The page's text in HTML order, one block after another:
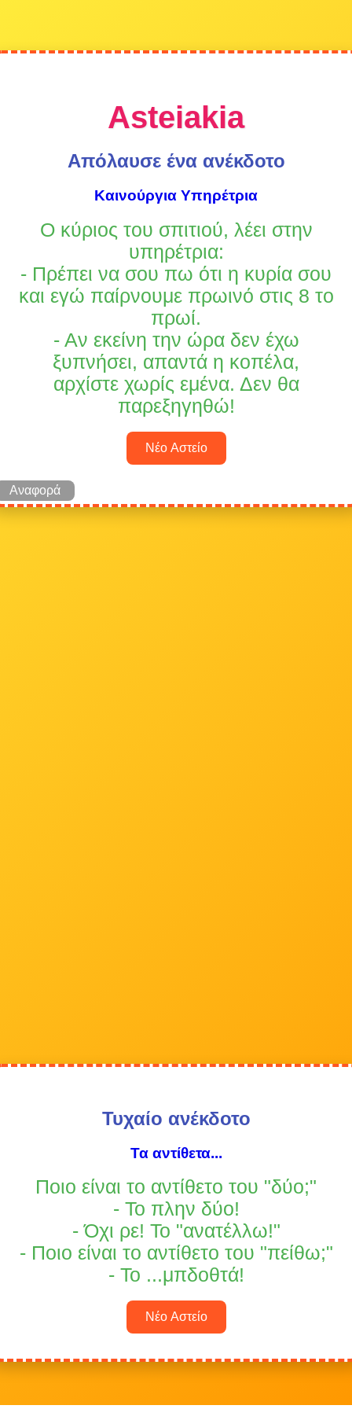
Asteiakia
Απόλαυσε ένα ανέκδοτο
Καινούργια Υπηρέτρια
Ο κύριος του σπιτιού, λέει στην
υπηρέτρια:
- Πρέπει να σου πω ότι η κυρία σου
και εγώ παίρνουμε πρωινό στις 8 το
πρωί.
- Αν εκείνη την ώρα δεν έχω
ξυπνήσει, απαντά η κοπέλα,
αρχίστε χωρίς εμένα. Δεν θα
παρεξηγηθώ!
Νέο Αστείο
Αναφορά
Τυχαίο ανέκδοτο
Τα αντίθετα...
Ποιο είναι το αντίθετο του "δύο;"
- Το πλην δύο!
- Όχι ρε! Το "ανατέλλω!"
- Ποιο είναι το αντίθετο του "πείθω;"
- Το ...μπδοθτά!
Νέο Αστείο